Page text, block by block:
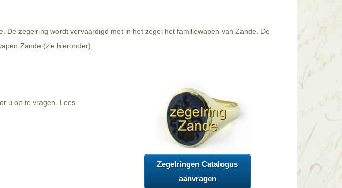
zegelring wordt vervaardigd met in het zegel het familiewapen van Zande. De
Zande (zie hieronder).
u op te vragen. Lees
Zegelringen Catalogus
aanvragen